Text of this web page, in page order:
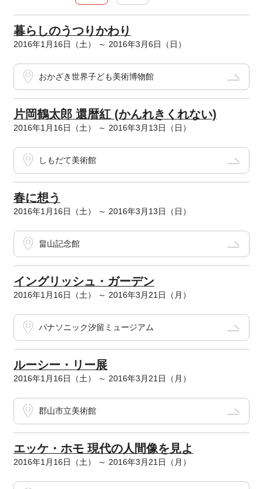
暮らしのうつりかわり
2016年1月16日（土） ～ 2016年3月6日（日）
おかざき世界子ども美術博物館
片岡鶴太郎 還暦紅 (かんれきくれない)
2016年1月16日（土） ～ 2016年3月13日（日）
しもだて美術館
春に想う
2016年1月16日（土） ～ 2016年3月13日（日）
畠山記念館
イングリッシュ・ガーデン
2016年1月16日（土） ～ 2016年3月21日（月）
パナソニック汐留ミュージアム
ルーシー・リー展
2016年1月16日（土） ～ 2016年3月21日（月）
郡山市立美術館
エッケ・ホモ 現代の人間像を見よ
2016年1月16日（土） ～ 2016年3月21日（月）